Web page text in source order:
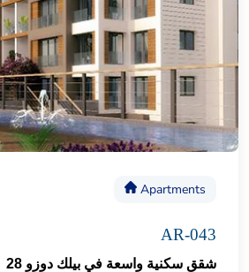
Apartments
AR-043
شقق سكنية واسعة في بيلك دوزو 28